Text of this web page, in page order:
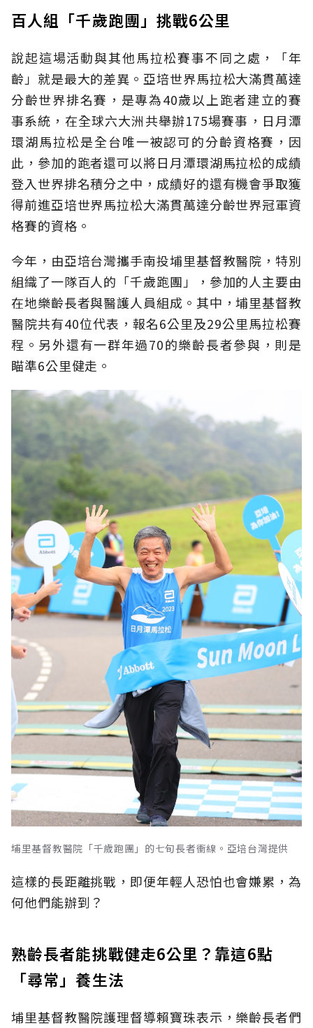
百人組「千歲跑團」挑戰6公里
說起這場活動與其他馬拉松賽事不同之處，「年
齡」就是最大的差異。亞培世界馬拉松大滿貫萬達
分齡世界排名賽，是專為40歲以上跑者建立的賽
事系統，在全球六大洲共舉辦175場賽事，日月潭
環湖馬拉松是全台唯一被認可的分齡資格賽，因
此，參加的跑者還可以將日月潭環湖馬拉松的成績
登入世界排名積分之中，成績好的還有機會爭取獲
得前進亞培世界馬拉松大滿貫萬達分齡世界冠軍資
格賽的資格。
今年，由亞培台灣攜手南投埔里基督教醫院，特別
組織了一隊百人的「千歲跑團」，參加的人主要由
在地樂齡長者與醫護人員組成。其中，埔里基督教
醫院共有40位代表，報名6公里及29公里馬拉松賽
程。另外還有一群年過70的樂齡長者參與，則是
瞄準6公里健走。
埔里基督教醫院「千歲跑團」的七旬長者衝線。亞培台灣提供
這樣的長距離挑戰，即便年輕人恐怕也會嫌累，為
何他們能辦到？
熟齡長者能挑戰健走6公里？靠這6點
「尋常」養生法
埔里基督教醫院護理督導賴寶珠表示，樂齡長者們